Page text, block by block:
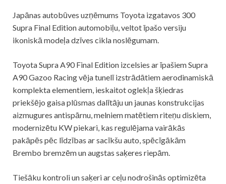
Japānas autobūves uzņēmums Toyota izgatavos 300
Supra Final Edition automobiļu, veltot īpašo versiju
ikoniskā modeļa dzīves cikla noslēgumam.
Toyota Supra A90 Final Edition izcelsies ar īpašiem Supra
A90 Gazoo Racing vēja tunelī izstrādātiem aerodinamiskā
komplekta elementiem, ieskaitot oglekļa šķiedras
priekšējo gaisa plūsmas dalītāju un jaunas konstrukcijas
aizmugures antispārnu, melniem matētiem riteņu diskiem,
modernizētu KW piekari, kas regulējama vairākās
pakāpēs pēc līdzības ar sacīkšu auto, spēcīgākām
Brembo bremzēm un augstas saķeres riepām.
Tiešāku kontroli un saķeri ar ceļu nodrošinās optimizēta